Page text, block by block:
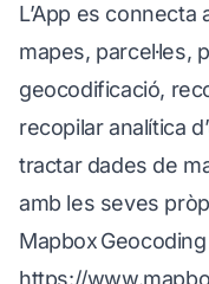
L’App es
mapes, parcel·les,
geocodificació,
recopilar analítica
tractar dades de
amb les seves
Mapbox
https://